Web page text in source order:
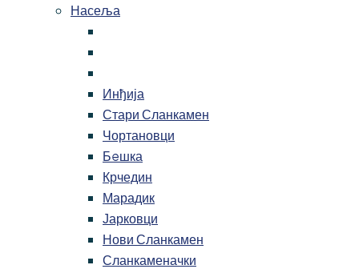
Насеља
Инђија
Стари Сланкамен
Чортановци
Бeшка
Крчедин
Марадик
Јарковци
Нови Сланкамен
Сланкаменачки